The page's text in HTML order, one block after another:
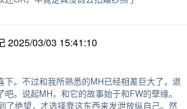
2025/03/03 15:41:10
下。不过和我所熟悉的MH已经相差巨大了，退
。说起MH，和它的故事始于和FW的孽缘。
了绝望，才选择靠这东西来发泄放纵自己。然